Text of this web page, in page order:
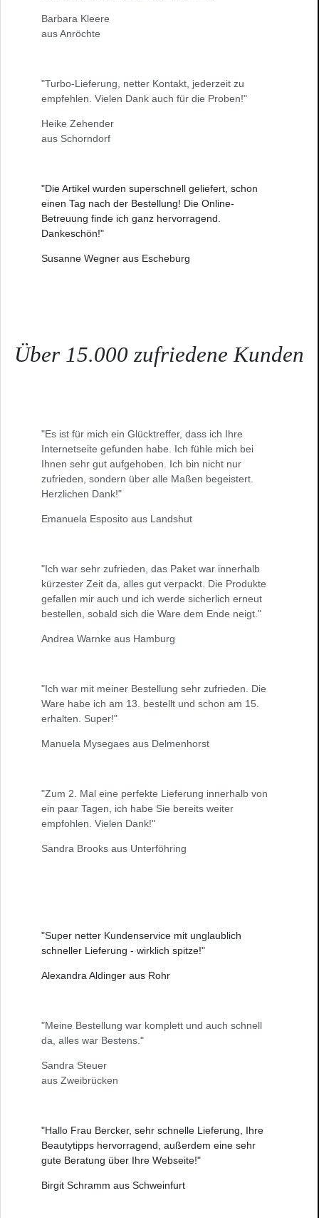
Barbara Kleere
aus Anröchte
"Turbo-Lieferung, netter Kontakt, jederzeit zu
empfehlen. Vielen Dank auch für die Proben!"
Heike Zehender
aus Schorndorf
"Die Artikel wurden superschnell geliefert, schon
einen Tag nach der Bestellung! Die Online-
Betreuung finde ich ganz hervorragend.
Dankeschön!"
Susanne Wegner aus Escheburg
Über 15.000 zufriedene Kunden
"Es ist für mich ein Glücktreffer, dass ich Ihre
Internetseite gefunden habe. Ich fühle mich bei
Ihnen sehr gut aufgehoben. Ich bin nicht nur
zufrieden, sondern über alle Maßen begeistert.
Herzlichen Dank!"
Emanuela Esposito aus Landshut
"Ich war sehr zufrieden, das Paket war innerhalb
kürzester Zeit da, alles gut verpackt. Die Produkte
gefallen mir auch und ich werde sicherlich erneut
bestellen, sobald sich die Ware dem Ende neigt."
Andrea Warnke aus Hamburg
"Ich war mit meiner Bestellung sehr zufrieden. Die
Ware habe ich am 13. bestellt und schon am 15.
erhalten. Super!"
Manuela Mysegaes aus Delmenhorst
"Zum 2. Mal eine perfekte Lieferung innerhalb von
ein paar Tagen, ich habe Sie bereits weiter
empfohlen. Vielen Dank!"
Sandra Brooks aus Unterföhring
"Super netter Kundenservice mit unglaublich
schneller Lieferung - wirklich spitze!"
Alexandra Aldinger aus Rohr
"Meine Bestellung war komplett und auch schnell
da, alles war Bestens."
Sandra Steuer
aus Zweibrücken
"Hallo Frau Bercker, sehr schnelle Lieferung, Ihre
Beautytipps hervorragend, außerdem eine sehr
gute Beratung über Ihre Webseite!"
Birgit Schramm aus Schweinfurt